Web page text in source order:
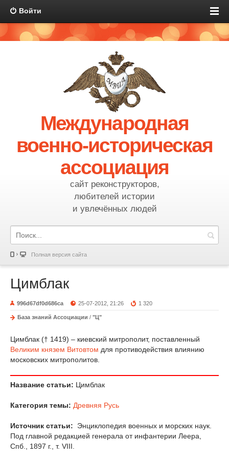
Войти
Международная
военно-историческая
ассоциация
сайт реконструкторов,
любителей истории
и увлечённых людей
Полная версия сайта
Цимблак
996d67df0d686ca 25-07-2012, 21:26 1 320
База знаний Ассоциации / "Ц"
Цимблак († 1419) – киевский митрополит, поставленный
Великим князем Витовтом для противодействия влиянию
московских митрополитов.
Название статьи: Цимблак
Категория темы: Древняя Русь
Источник статьи:
Энциклопедия военных и морских наук.
Под главной редакцией генерала от инфантерии Леера,
Спб., 1897 г., т. VIII.